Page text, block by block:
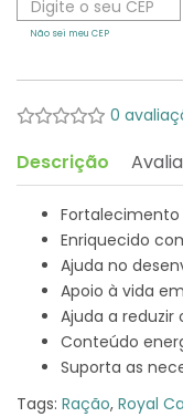
Não sei meu CEP
0
Descrição
Enriquecido
Ajuda no
Apoio à vida
Ajuda a reduzir
Conteúdo
Suporta as
Tags: Ração, Royal